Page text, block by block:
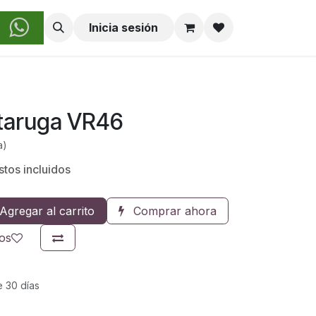
Nosotros Inicia sesión
VR46
incluidos
al carrito
Comprar ahora
30 días